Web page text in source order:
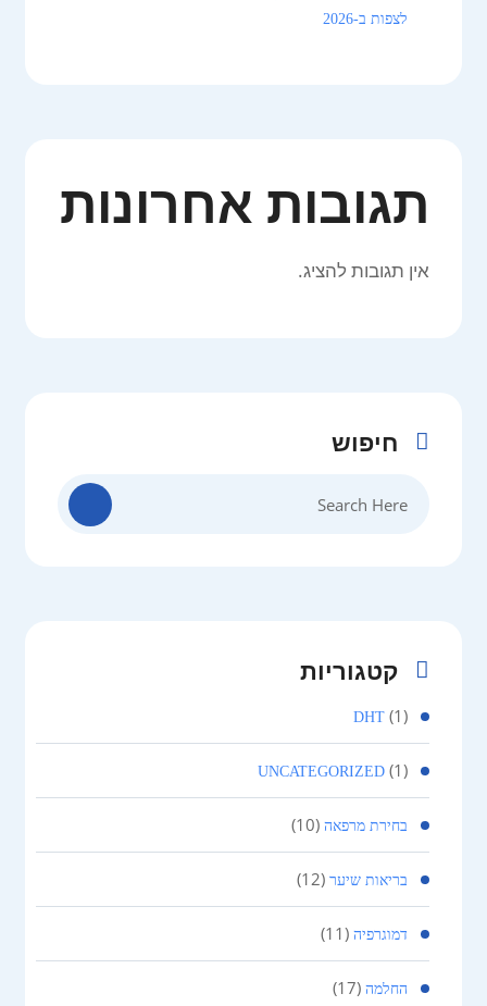
לצפות ב-2026
תגובות אחרונות
אין תגובות להציג.
חיפוש
קטגוריות
DHT(1)
UNCATEGORIZED(1)
בחירת מרפאה(10)
בריאות שיער(12)
דמוגרפיה(11)
החלמה(17)